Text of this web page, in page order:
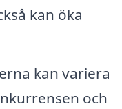
kan öka
kan variera
och